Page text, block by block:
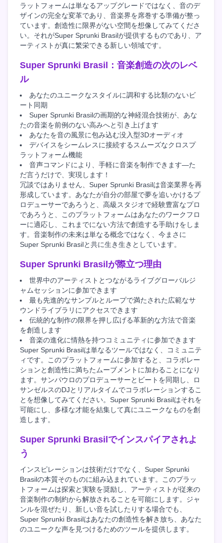
ラットフォームは単なるアップグレードではなく、音のデ
ザインの完全な変革であり、音楽界を席巻する準備が整っ
ています。創造性に限界がない空間を想像してみてくださ
い。それがSuper Sprunki Brasilが提供するものであり、ア
ーティストが真に繁栄できる新しい領域です。
Super Sprunki Brasil：音楽創造の次のレベ
ル
あなたのユニークなスタイルに調和する比類のないビ
ート同期
Super Sprunki Brasilの画期的な神経混合技術が、あな
たの音楽を前例のない高みへと引き上げます
あなたを音の風景に包み込む没入型3Dオーディオ
デバイスをシームレスに接続するスムーズなクロスプ
ラットフォーム機能
音声コマンドにより、手軽に音楽を制作できます—た
だ言うだけで、実現します！
冗談ではありません、Super Sprunki Brasilは音楽業界を再
形成しています。あなたが自分の部屋で夢を追いかけるプ
ロデューサーであろうと、高級スタジオで経験豊富なプロ
であろうと、このプラットフォームはあなたのワークフロ
ーに適応し、これまでにない方法で創造する手助けをしま
す。音楽制作の未来は単なる概念ではなく、今まさに
Super Sprunki Brasilと共に生き生きとしています。
Super Sprunki Brasilが際立つ理由
世界中のアーティストとつながるライブグローバルジ
ャムセッションに参加できます
最も先進的なサンプルとループで満たされた広範なサ
ウンドライブラリにアクセスできます
伝統的な制作の限界を押し広げる革新的な方法で音楽
を創造します
音楽の進化に情熱を持つコミュニティに参加できます
Super Sprunki Brasilは単なるツールではなく、コミュニテ
ィです。このプラットフォームに参加すると、コラボレー
ションと創造性に満ちたムーブメントに加わることになり
ます。サンパウロのプロデューサーとビートを同期し、ロ
サンゼルスのDJとリアルタイムでコラボレーションするこ
とを想像してみてください。Super Sprunki Brasilはそれを
可能にし、多様な才能を結集して真にユニークなものを創
造します。
Super Sprunki Brasilでインスパイアされよ
う
インスピレーションは技術だけでなく、Super Sprunki
Brasilの本質そのものに組み込まれています。このプラッ
トフォームは探索と実験を奨励し、アーティストが従来の
音楽制作の制約から解放されることを可能にします。ジャ
ンルを混ぜたり、新しい音を試したりする場合でも、
Super Sprunki Brasilはあなたの創造性を解き放ち、あなた
のユニークな声を見つけるためのツールを提供します。